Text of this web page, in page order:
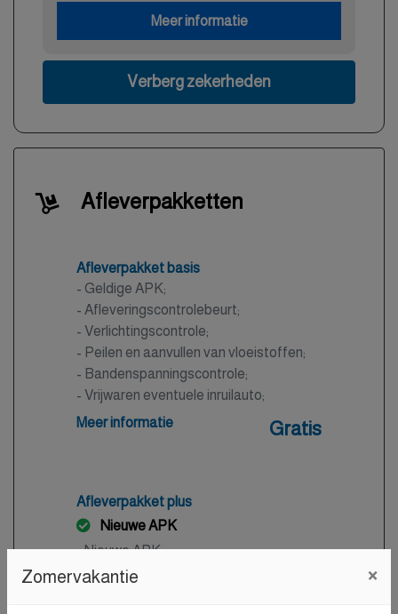
Meer informatie
Verberg zekerheden
Afleverpakketten
Afleverpakket basis
- Geldige APK;
- Afleveringscontrolebeurt;
- Verlichtingscontrole;
- Peilen en aanvullen van vloeistoffen;
- Bandenspanningscontrole;
- Vrijwaren eventuele inruilauto;
- Auto is of wordt gepoetst.
Meer informatie Gratis
Afleverpakket plus
Nieuwe APK
- Nieuwe APK;
- Onderhoudsbeurt volgens
Zomervakantie ×